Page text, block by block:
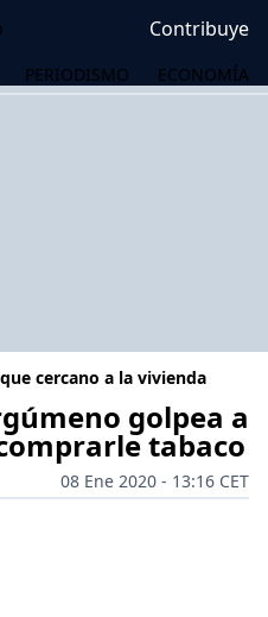
Contribuye
PERIODISMO ECONOMÍA
cercano a la vivienda
golpea a
tabaco
08 Ene 2020 - 13:16 CET